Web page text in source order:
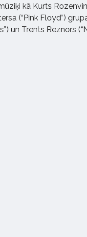
kā Kurts
(“Pink Floyd”)
un Trents Reznors